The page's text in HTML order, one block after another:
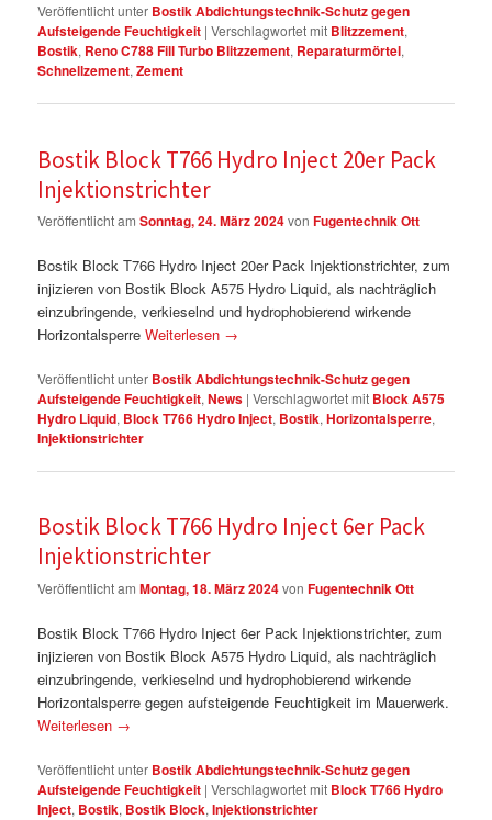
Veröffentlicht unter Bostik Abdichtungstechnik-Schutz gegen
Aufsteigende Feuchtigkeit |Verschlagwortet mit Blitzzement,
Bostik, Reno C788 Fill Turbo Blitzzement, Reparaturmörtel,
Schnellzement,Zement
Bostik Block T766 Hydro Inject 20er Pack
Injektionstrichter
Veröffentlicht amSonntag, 24. März 2024vonFugentechnik Ott
Bostik Block T766 Hydro Inject 20er Pack Injektionstrichter, zum
injizieren von Bostik Block A575 Hydro Liquid, als nachträglich
einzubringende, verkieselnd und hydrophobierend wirkende
HorizontalsperreWeiterlesen →
Veröffentlicht unter Bostik Abdichtungstechnik-Schutz gegen
Aufsteigende Feuchtigkeit,News |Verschlagwortet mit Block A575
Hydro Liquid, Block T766 Hydro Inject, Bostik,Horizontalsperre,
Injektionstrichter
Bostik Block T766 Hydro Inject 6er Pack
Injektionstrichter
Veröffentlicht amMontag, 18. März 2024vonFugentechnik Ott
Bostik Block T766 Hydro Inject 6er Pack Injektionstrichter, zum
injizieren von Bostik Block A575 Hydro Liquid, als nachträglich
einzubringende, verkieselnd und hydrophobierend wirkende
Horizontalsperre gegen aufsteigende Feuchtigkeit im Mauerwerk.
Weiterlesen →
Veröffentlicht unter Bostik Abdichtungstechnik-Schutz gegen
Aufsteigende Feuchtigkeit |Verschlagwortet mit Block T766 Hydro
Inject, Bostik, Bostik Block,Injektionstrichter